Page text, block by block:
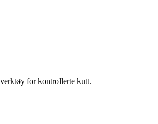
for kontrollerte kutt.